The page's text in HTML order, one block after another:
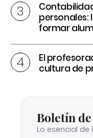
personales:
formar
El
cultura de
Boletín
Lo esencial